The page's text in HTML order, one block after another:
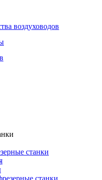
воздуховодов
станки
станки